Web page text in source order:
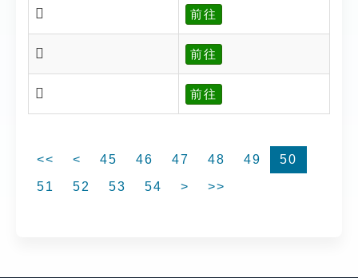
𧜅 前往
𧜆 前往
𧜁 前往
<< < 45 46 47 48 49
50
51
52 53 54 > >>